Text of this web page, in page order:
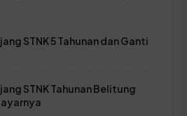
STNK 5 Tahunan dan Ganti
STNK Tahunan Belitung